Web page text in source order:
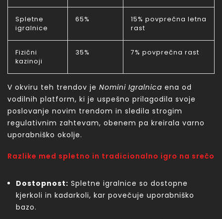
Spletne
igralnice
65%
15% povprečna letna
rast
Fizični
kazinoji
35% 7% povprečna rast
V okviru teh trendov je Nomini Igralnica ena od
vodilnih platform, ki je uspešno prilagodila svoje
poslovanje novim trendom in sledila strogim
regulativnim zahtevam, obenem pa kreirala varno
uporabniško okolje.
Razlike med spletno in tradicionalno igro na srečo
Dostopnost: Spletne igralnice so dostopne
kjerkoli in kadarkoli, kar povečuje uporabniško
bazo.